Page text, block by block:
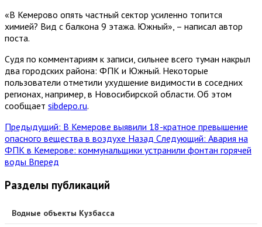
«В Кемерово опять частный сектор усиленно топится
химией? Вид с балкона 9 этажа. Южный», – написал автор
поста.
Судя по комментариям к записи, сильнее всего туман накрыл
два городских района: ФПК и Южный. Некоторые
пользователи отметили ухудшение видимости в соседних
регионах, например, в Новосибирской области. Об этом
сообщает sibdepo.ru.
Предыдущий: В Кемерове выявили 18-кратное превышение
опасного вещества в воздухе Назад Следующий: Авария на
ФПК в Кемерове: коммунальщики устранили фонтан горячей
воды Вперед
Разделы публикаций
Водные объекты Кузбасса